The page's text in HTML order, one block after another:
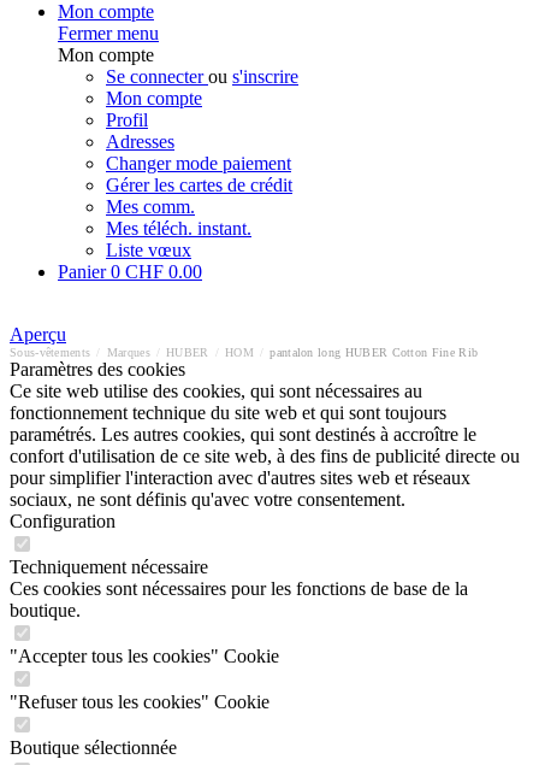
Mon compte
Fermer menu
Mon compte
Se connecterou s'inscrire
Mon compte
Profil
Adresses
Changer mode paiement
Gérer les cartes de crédit
Mes comm.
Mes téléch. instant.
Liste vœux
Panier0 CHF 0.00
Aperçu
Sous-vêtements Marques HUBER HOM pantalon long HUBER Cotton Fine Rib
Paramètres des cookies
Ce site web utilise des cookies, qui sont nécessaires au
fonctionnement technique du site web et qui sont toujours
paramétrés. Les autres cookies, qui sont destinés à accroître le
confort d'utilisation de ce site web, à des fins de publicité directe ou
pour simplifier l'interaction avec d'autres sites web et réseaux
sociaux, ne sont définis qu'avec votre consentement.
Configuration
Techniquement nécessaire
Ces cookies sont nécessaires pour les fonctions de base de la
boutique.
"Accepter tous les cookies" Cookie
"Refuser tous les cookies" Cookie
Boutique sélectionnée